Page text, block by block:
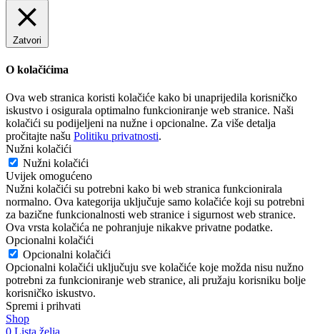
Zatvori
O kolačićima
Ova web stranica koristi kolačiće kako bi unaprijedila korisničko
iskustvo i osigurala optimalno funkcioniranje web stranice. Naši
kolačići su podijeljeni na nužne i opcionalne. Za više detalja
pročitajte našu Politiku privatnosti.
Nužni kolačići
Nužni kolačići
Uvijek omogućeno
Nužni kolačići su potrebni kako bi web stranica funkcionirala
normalno. Ova kategorija uključuje samo kolačiće koji su potrebni
za bazične funkcionalnosti web stranice i sigurnost web stranice.
Ova vrsta kolačića ne pohranjuje nikakve privatne podatke.
Opcionalni kolačići
Opcionalni kolačići
Opcionalni kolačići uključuju sve kolačiće koje možda nisu nužno
potrebni za funkcioniranje web stranice, ali pružaju korisniku bolje
korisničko iskustvo.
Spremi i prihvati
Shop
0 Lista želja